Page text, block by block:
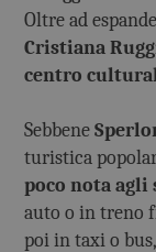
Oltre ad
Cristiana
centro
Sebbene
turistica
poco nota
auto o in treno
poi in taxi o